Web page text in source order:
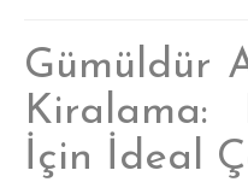
Gümüldür
Kiralama:
İçin İdeal